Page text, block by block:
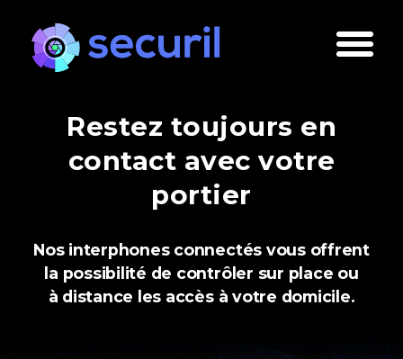
Restez toujours en
contact avec votre
portier
Nos interphones connectés vous offrent
la possibilité de contrôler sur place ou
à distance les accès à votre domicile.